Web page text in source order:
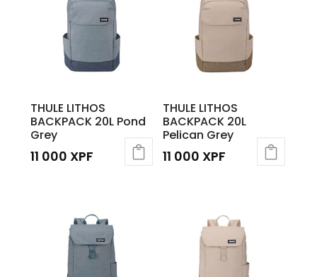
THULE LITHOS
BACKPACK 20L Pond
Grey
11 000 XPF
THULE LITHOS
BACKPACK 20L
Pelican Grey
11 000 XPF